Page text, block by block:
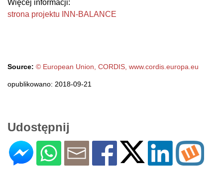
Więcej informacji:
strona projektu INN-BALANCE
Source: © European Union, CORDIS, www.cordis.europa.eu
opublikowano: 2018-09-21
Udostępnij